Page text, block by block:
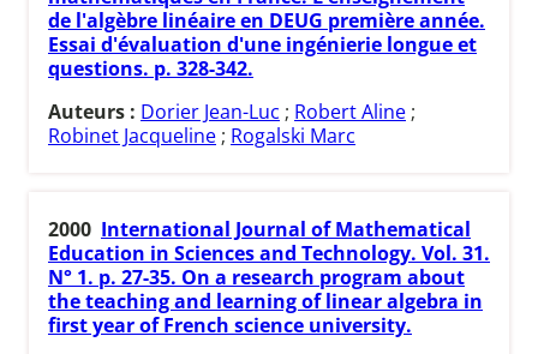
de l'algèbre linéaire en DEUG première année.
Essai d'évaluation d'une ingénierie longue et
questions. p. 328-342.
Auteurs : Dorier Jean-Luc ; Robert Aline;
Robinet Jacqueline; Rogalski Marc
2000 International Journal of Mathematical
Education in Sciences and Technology. Vol. 31.
N° 1. p. 27-35. On a research program about
the teaching and learning of linear algebra in
first year of French science university.